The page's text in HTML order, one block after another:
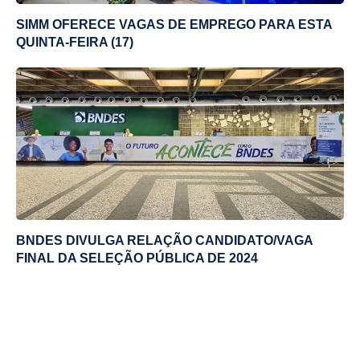
SIMM OFERECE VAGAS DE EMPREGO PARA ESTA
QUINTA-FEIRA (17)
BNDES DIVULGA RELAÇÃO CANDIDATO/VAGA
FINAL DA SELEÇÃO PÚBLICA DE 2024